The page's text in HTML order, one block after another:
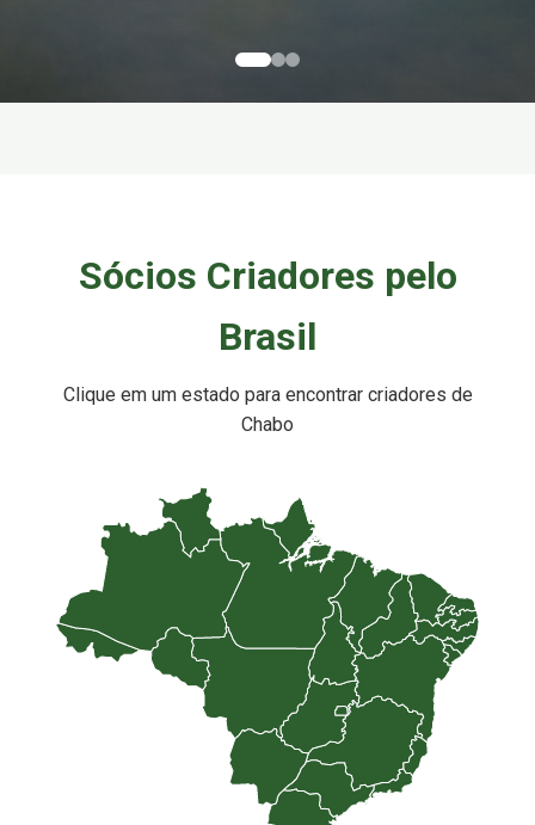
Sócios Criadores pelo
Brasil
Clique em um estado para encontrar criadores de
Chabo